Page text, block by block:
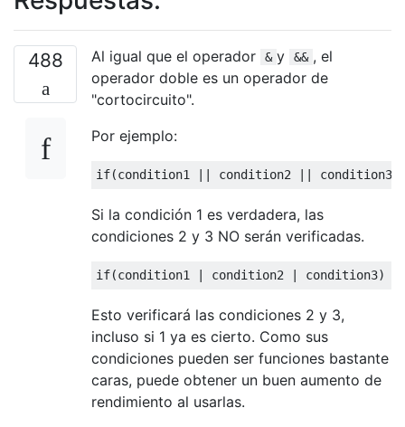
488 Al igual que el operador & y && , el
operador doble es un operador de
"cortocircuito".
Por ejemplo:
if(condition1 || condition2 || condition3
Si la condición 1 es verdadera, las
condiciones 2 y 3 NO serán verificadas.
if(condition1 | condition2 | condition3)
Esto verificará las condiciones 2 y 3,
incluso si 1 ya es cierto. Como sus
condiciones pueden ser funciones bastante
caras, puede obtener un buen aumento de
rendimiento al usarlas.